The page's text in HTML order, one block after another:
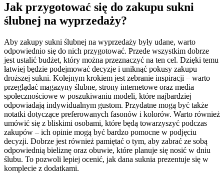
Jak przygotować się do zakupu sukni
ślubnej na wyprzedaży?
Aby zakupy sukni ślubnej na wyprzedaży były udane, warto
odpowiednio się do nich przygotować. Przede wszystkim dobrze
jest ustalić budżet, który można przeznaczyć na ten cel. Dzięki temu
łatwiej będzie podejmować decyzje i uniknąć pokusy zakupu
droższej sukni. Kolejnym krokiem jest zebranie inspiracji – warto
przeglądać magazyny ślubne, strony internetowe oraz media
społecznościowe w poszukiwaniu modeli, które najbardziej
odpowiadają indywidualnym gustom. Przydatne mogą być także
notatki dotyczące preferowanych fasonów i kolorów. Warto również
umówić się z bliskimi osobami, które będą towarzyszyć podczas
zakupów – ich opinie mogą być bardzo pomocne w podjęciu
decyzji. Dobrze jest również pamiętać o tym, aby zabrać ze sobą
odpowiednią bieliznę oraz obuwie, które planuje się nosić w dniu
ślubu. To pozwoli lepiej ocenić, jak dana suknia prezentuje się w
komplecie z dodatkami.